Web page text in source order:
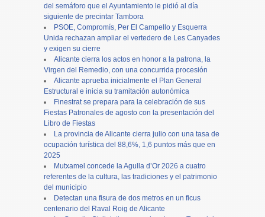
del semáforo que el Ayuntamiento le pidió al día
siguiente de precintar Tambora
PSOE, Compromís, Per El Campello y Esquerra
Unida rechazan ampliar el vertedero de Les Canyades
y exigen su cierre
Alicante cierra los actos en honor a la patrona, la
Virgen del Remedio, con una concurrida procesión
Alicante aprueba inicialmente el Plan General
Estructural e inicia su tramitación autonómica
Finestrat se prepara para la celebración de sus
Fiestas Patronales de agosto con la presentación del
Libro de Fiestas
La provincia de Alicante cierra julio con una tasa de
ocupación turística del 88,6%, 1,6 puntos más que en
2025
Mutxamel concede la Agulla d’Or 2026 a cuatro
referentes de la cultura, las tradiciones y el patrimonio
del municipio
Detectan una fisura de dos metros en un ficus
centenario del Raval Roig de Alicante